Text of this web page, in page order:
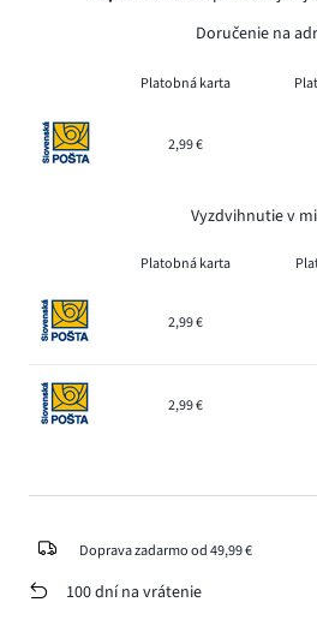
Doručenie na
Platobná karta
2,99 €
Vyzdvihnutie v
Platobná karta
2,99 €
2,99 €
Doprava zadarmo od 49,99 €
100 dní na vrátenie